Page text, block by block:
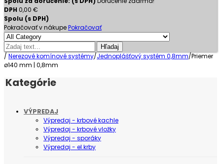
DPH 0,00 €
Spolu (s DPH)
Pokračovať v nákupePokračovať
Hľadaj
/ Nerezové komínové systémy/Jednoplášťový systém 0,8mm/Priemer
ø140 mm | 0,8mm
Kategórie
VÝPREDAJ
Výpredaj - krbové kachle
Výpredaj - krbové vložky
Výpredaj - sporáky
Výpredaj - el.krby